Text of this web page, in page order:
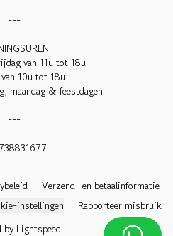
---
van 11u tot 18u
10u tot 18u
maandag & feestdagen
---
Verzend- en betaalinformatie
instellingen
Rapporteer misbruik
by Lightspeed